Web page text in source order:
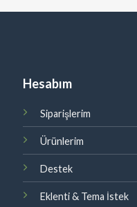
Hesabım
Siparişlerim
Ürünlerim
Destek
Eklenti & Tema İstek